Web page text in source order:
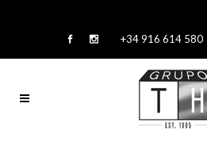
+34 916 614